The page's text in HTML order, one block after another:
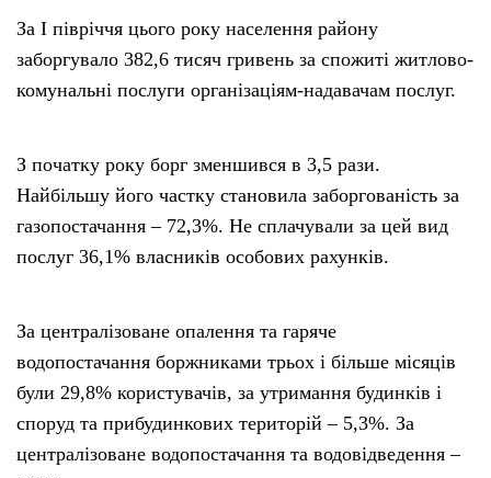
За І півріччя цього року населення району
заборгувало 382,6 тисяч гривень за спожиті житлово-
комунальні послуги організаціям-надавачам послуг.
З початку року борг зменшився в 3,5 рази.
Найбільшу його частку становила заборгованість за
газопостачання – 72,3%. Не сплачували за цей вид
послуг 36,1% власників особових рахунків.
За централізоване опалення та гаряче
водопостачання боржниками трьох і більше місяців
були 29,8% користувачів, за утримання будинків і
споруд та прибудинкових територій – 5,3%. За
централізоване водопостачання та водовідведення –